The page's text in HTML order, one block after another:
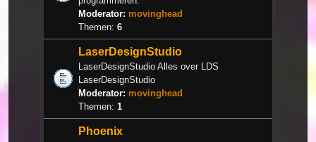
Moderator: movinghead
Themen: 6
LaserDesignStudio
LaserDesignStudio Alles over LDS
LaserDesignStudio
Moderator: movinghead
Themen: 1
Phoenix